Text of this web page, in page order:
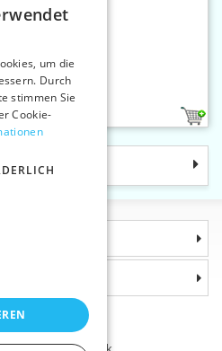
für Bijouterie
wählen?
Republik
CZECH
ENGLISH
um die
Durch
stimmen Sie
Cookie-